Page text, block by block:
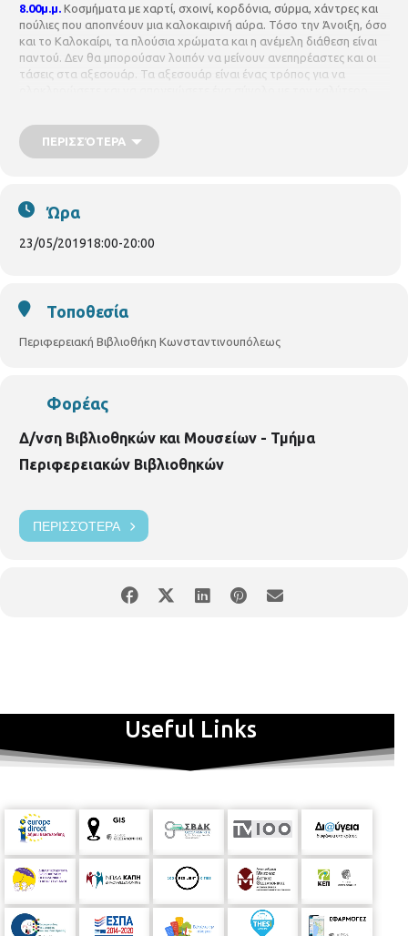
8.00μ.μ. Κοσμήματα με χαρτί, σχοινί, κορδόνια, σύρμα, χάντρες και
πούλιες που αποπνέουν μια καλοκαιρινή αύρα. Τόσο την Άνοιξη, όσο
και το Καλοκαίρι, τα πλούσια χρώματα και η ανέμελη διάθεση είναι
παντού. Δεν θα μπορούσαν λοιπόν να μείνουν ανεπηρέαστες και οι
τάσεις στα αξεσουάρ. Τα αξεσουάρ είναι ένας τρόπος για να
επίσημο ντύσιμο. Υπέροχα κοσμήματα για χαλαρές, αλλά και επίσημες
εμφανίσεις. Το πρόγραμμα παρουσιάζει η εθελόντρια
Τζιφούδη. Η Δράση θα πραγματοποιηθεί
χαρτόνι οντουλέ (κυματιστό) σε χρώμα της αρεσκείας σας ψαλίδι,
χάρακα, οδοντογλυφίδες, κόλλα χαρτιού, ατλακόλ βερνίκι
διαφανές ή όζα διαφανή κορδόνι πάχους μισό έως ένα χιλιοστό και
ίδιο χρώμα με το χαρτί (μπορεί να είναι βαμβακερό, λινάρι,
Κωνσταντινουπόλεως.
2310315100
ΠΕΡΙΣΣΌΤΕΡΑ
Ώρα
23/05/201918:00-20:00
Τοποθεσία
Περιφερειακή Βιβλιοθήκη Κωνσταντινουπόλεως
Φορέας
Δ/νση Βιβλιοθηκών και Μουσείων - Τμήμα
Περιφερειακών Βιβλιοθηκών
ΠΕΡΙΣΣΌΤΕΡΑ
Useful Links